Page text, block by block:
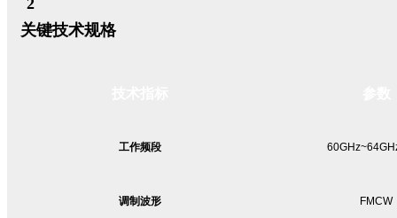
2
关键技术规格
工作频段
调制波形 FMCW